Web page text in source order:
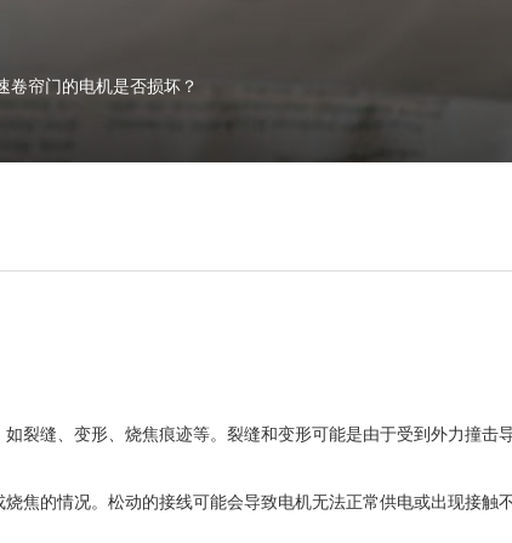
卷帘门的电机是否损坏？
裂缝、变形、烧焦痕迹等。裂缝和变形可能是由于受到外力撞
焦的情况。松动的接线可能会导致电机无法正常供电或出现接